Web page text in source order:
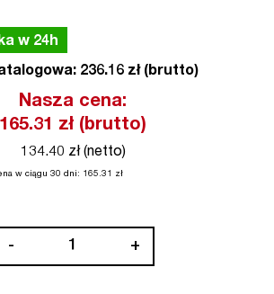
w 24h
236.16 zł (brutto)
Nasza cena:
165.31 zł (brutto)
134.40 zł (netto)
w ciągu 30 dni: 165.31 zł
- +